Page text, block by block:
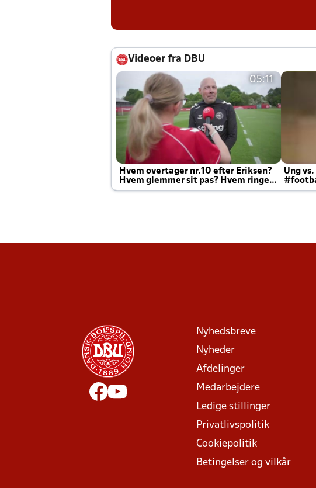
Videoer fra DBU
05:11
Hvem overtager nr.10 efter Eriksen?
Hvem glemmer sit pas? Hvem ringer
Joachim altid til efter kampe?
Ung
Nyhedsbreve
Nyheder
Afdelinger
Medarbejdere
Ledige stillinger
Privatlivspolitik
Cookiepolitik
Betingelser og vilkår